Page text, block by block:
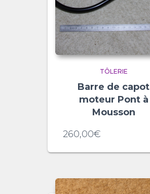
TÔLERIE
Barre de capot
moteur Pont à
Mousson
260,00€